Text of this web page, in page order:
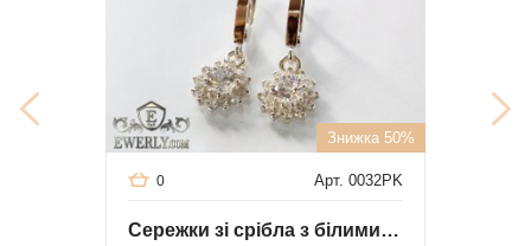
Знижка 50%
Арт. 0032PK
0
Сережки зі срібла з білими каменями для дівчини